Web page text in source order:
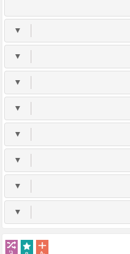
▼
▼
▼
▼
▼
▼
▼
▼